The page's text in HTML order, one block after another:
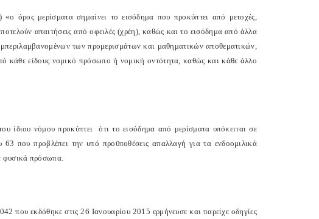
όρος μερίσματα σημαίνει το εισόδημα που προκύπτει από μετοχές,
απαιτήσεις από οφειλές (χρέη), καθώς και το εισόδημα από άλλα
των προμερισμάτων και μαθηματικών αποθεματικών,
κάθε είδους νομικό πρόσωπο ή νομική οντότητα, καθώς και κάθε άλλο
ίδιου νόμου προκύπτει
ότι το εισόδημα από μερίσματα υπόκειται σε
που προβλέπει την υπό προϋποθέσεις απαλλαγή για τα ενδοομιλικά
φυσικά πρόσωπα.
που εκδόθηκε στις 26 Ιανουαρίου 2015 ερμήνευσε και παρείχε οδηγίες